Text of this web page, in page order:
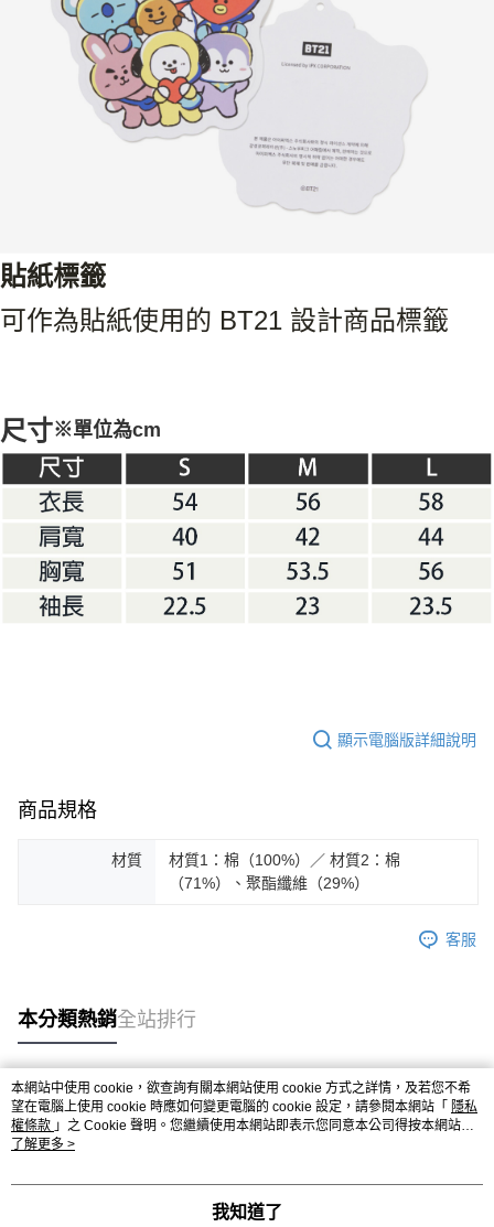
貼紙標籤
可作為貼紙使用的 BT21 設計商品標籤
尺寸※單位為cm
顯示電腦版詳細說明
商品規格
材質
材質1：棉（100%）／ 材質2：棉
（71%）、聚酯纖維（29%）
客服
本分類熱銷全站排行
熱門標籤
本網站中使用 cookie，欲查詢有關本網站使用 cookie 方式之詳情，及若您不希
望在電腦上使用 cookie 時應如何變更電腦的 cookie 設定，請參閱本網站「 隱私
權條款 」之 Cookie 聲明。您繼續使用本網站即表示您同意本公司得按本網站使
用條款之 Cookie 聲明使用 cookie。
了解更多 >
我知道了